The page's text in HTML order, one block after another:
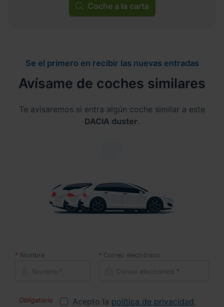
Coche a la carta
Se el primero en recibir las nuevas entradas
Avísame de coches similares
Te avisaremos si entra algún coche similar a este
DACIA duster.
Nombre Correo electrónico
Acepto la política de privacidad.